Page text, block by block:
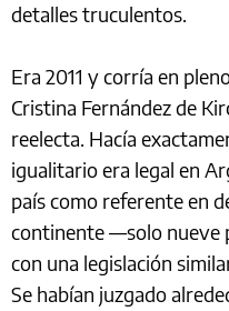
detalles truculentos.
Era 2011 y corría en
Cristina Fernández de
reelecta. Hacía
igualitario era legal en
país como referente en
continente —solo nueve
con una legislación
Se habían juzgado